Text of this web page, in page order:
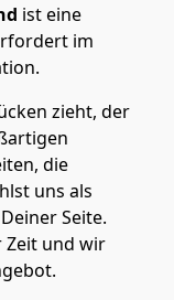
ist eine
im
zieht, der
die
uns als
Seite.
Zeit und wir